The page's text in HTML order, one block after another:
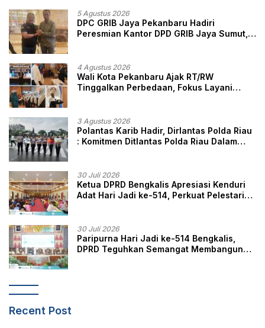
5 Agustus 2026
DPC GRIB Jaya Pekanbaru Hadiri
Peresmian Kantor DPD GRIB Jaya Sumut,
4 Agustus 2026
Wali Kota Pekanbaru Ajak RT/RW
Tinggalkan Perbedaan, Fokus Layani
3 Agustus 2026
Polantas Karib Hadir, Dirlantas Polda Riau
: Komitmen Ditlantas Polda Riau Dalam
30 Juli 2026
Ketua DPRD Bengkalis Apresiasi Kenduri
Adat Hari Jadi ke-514, Perkuat Pelestarian
30 Juli 2026
Paripurna Hari Jadi ke-514 Bengkalis,
DPRD Teguhkan Semangat Membangun
Recent Post